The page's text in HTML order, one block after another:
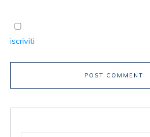
iscriviti
POST COMMENT